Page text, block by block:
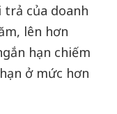
của doanh
lên hơn
hạn chiếm
ở mức hơn